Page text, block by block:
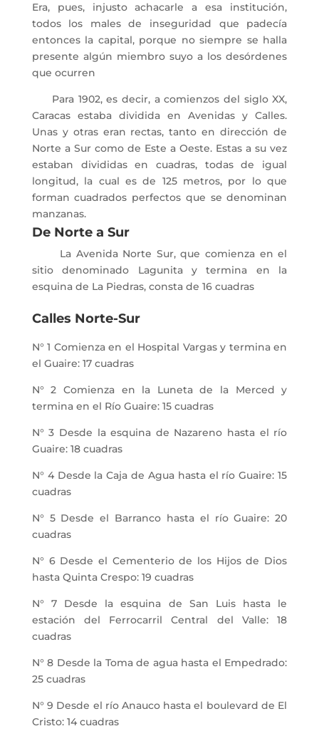
Era, pues, injusto achacarle a esa institución,
todos los males de inseguridad que padecía
entonces la capital, porque no siempre se halla
presente algún miembro suyo a los desórdenes
que ocurren
Para 1902, es decir, a comienzos del siglo XX,
Caracas estaba dividida en Avenidas y Calles.
Unas y otras eran rectas, tanto en dirección de
Norte a Sur como de Este a Oeste. Estas a su vez
estaban divididas en cuadras, todas de igual
longitud, la cual es de 125 metros, por lo que
forman cuadrados perfectos que se denominan
manzanas.
De Norte a Sur
La Avenida Norte Sur, que comienza en el
sitio denominado Lagunita y termina en la
esquina de La Piedras, consta de 16 cuadras
Calles Norte-Sur
N° 1 Comienza en el Hospital Vargas y termina en
el Guaire: 17 cuadras
N° 2 Comienza en la Luneta de la Merced y
termina en el Río Guaire: 15 cuadras
N° 3 Desde la esquina de Nazareno hasta el río
Guaire: 18 cuadras
N° 4 Desde la Caja de Agua hasta el río Guaire: 15
cuadras
N° 5 Desde el Barranco hasta el río Guaire: 20
cuadras
N° 6 Desde el Cementerio de los Hijos de Dios
hasta Quinta Crespo: 19 cuadras
N° 7 Desde la esquina de San Luis hasta le
estación del Ferrocarril Central del Valle: 18
cuadras
N° 8 Desde la Toma de agua hasta el Empedrado:
25 cuadras
N° 9 Desde el río Anauco hasta el boulevard de El
Cristo: 14 cuadras